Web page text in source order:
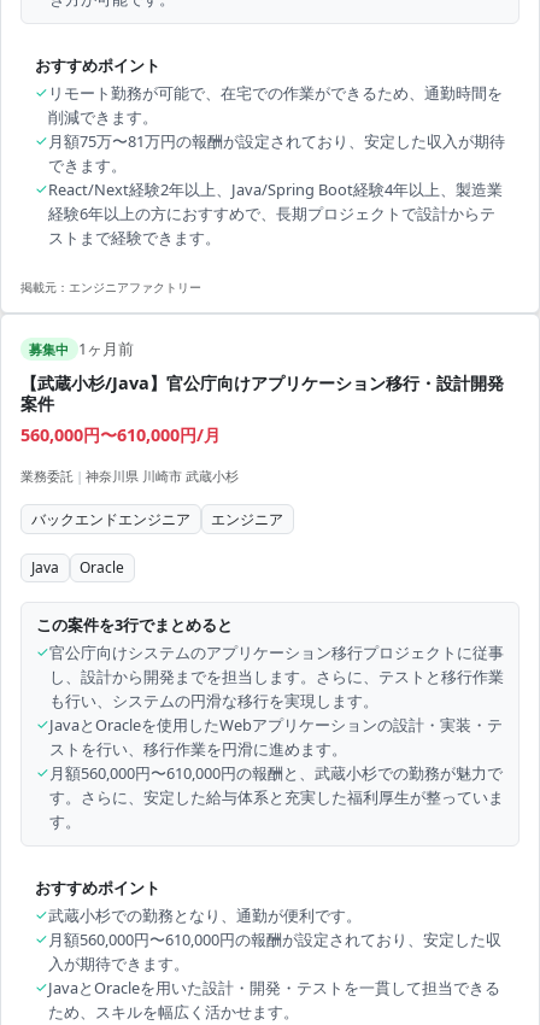
おすすめポイント
✓ リモート勤務が可能で、在宅での作業ができるため、通勤時間を
削減できます。
✓月額75万〜81万円の報酬が設定されており、安定した収入が期待
できます。
✓React/Next経験2年以上、Java/Spring Boot経験4年以上、製造業
経験6年以上の方におすすめで、長期プロジェクトで設計からテ
ストまで経験できます。
掲載元： エンジニアファクトリー
募集中 1ヶ月前
【武蔵小杉/Java】官公庁向けアプリケーション移行・設計開発
案件
560,000円〜610,000円/月
業務委託 | 神奈川県 川崎市 武蔵小杉
バックエンドエンジニア エンジニア
Java Oracle
この案件を3行でまとめると
✓官公庁向けシステムのアプリケーション移行プロジェクトに従事
し、設計から開発までを担当します。さらに、テストと移行作業
も行い、システムの円滑な移行を実現します。
✓JavaとOracleを使用したWebアプリケーションの設計・実装・テ
ストを行い、移行作業を円滑に進めます。
✓月額560,000円〜610,000円の報酬と、武蔵小杉での勤務が魅力で
す。さらに、安定した給与体系と充実した福利厚生が整っていま
す。
おすすめポイント
✓武蔵小杉での勤務となり、通勤が便利です。
✓月額560,000円〜610,000円の報酬が設定されており、安定した収
入が期待できます。
✓JavaとOracleを用いた設計・開発・テストを一貫して担当できる
ため、スキルを幅広く活かせます。